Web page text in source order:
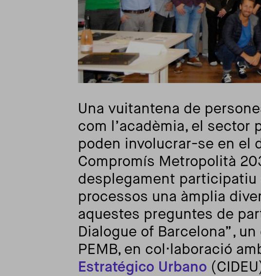
Una vuitantena de
com l’acadèmia, el
poden involucrar-se en el
Compromís Metropolità
desplegament participatiu
processos una àmplia
aquestes preguntes de
Dialogue of Barcelona”,
PEMB, en col·laboració
Estratégico Urbano